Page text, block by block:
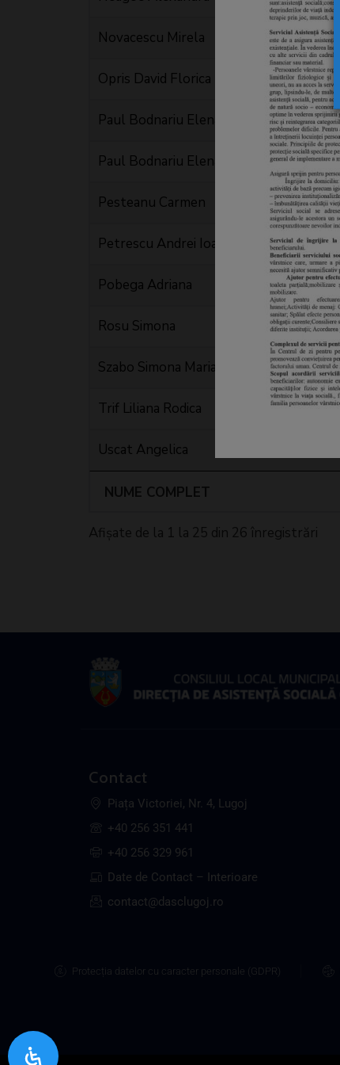
Novacescu Mirela
Opris David Florica Ecaterina
Paul Bodnariu Elena I
Paul Bodnariu Elena II
Pesteanu Carmen
Petrescu Andrei Ioan
Pobega Adriana
Rosu Simona
Szabo Simona Mariana
Trif Liliana Rodica
Uscat Angelica
NUME COMPLET
Afișate de la 1 la 25 din 26 înregistrări
Contact
Piața Victoriei, Nr. 4, Lugoj
+40 256 351 441
+40 256 329 961
Date de Contact – Interioare
contact@dasclugoj.ro
Protecția datelor cu caracter personale (GDPR)